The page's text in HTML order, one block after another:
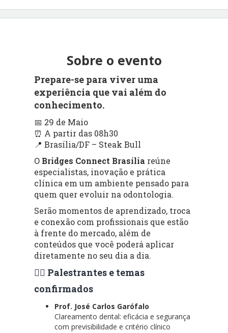
Sobre o evento
Prepare-se para viver uma
experiência que vai além do
conhecimento.
📅 29 de Maio
⏰ A partir das 08h30
📍 Brasília/DF – Steak Bull
O Bridges Connect Brasília reúne
especialistas, inovação e prática
clínica em um ambiente pensado para
quem quer evoluir na odontologia.
Serão momentos de aprendizado, troca
e conexão com profissionais que estão
à frente do mercado, além de
conteúdos que você poderá aplicar
diretamente no seu dia a dia.
👨‍⚕️ Palestrantes e temas
confirmados
Prof. José Carlos Garófalo
Clareamento dental: eficácia e segurança
com previsibilidade e critério clínico